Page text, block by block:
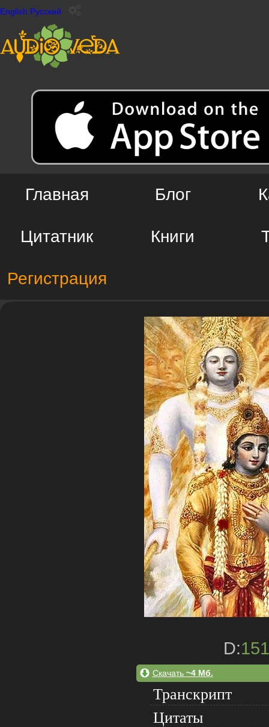
English Русский
Главная Блог
Цитатник Книги
Регистрация
D:
Скачать ~4 Мб.
Транскрипт
Цитаты